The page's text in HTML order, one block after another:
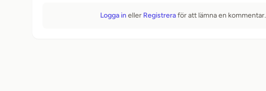
Logga in eller Registreraför att lämna en kommentar.